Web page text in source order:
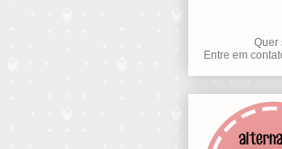
Quer
Entre em